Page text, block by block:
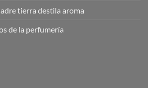
tierra destila aroma
de la perfumería